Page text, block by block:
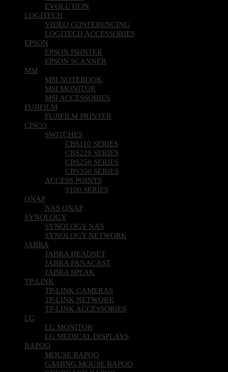
EVOLUTION
LOGITECH
VIDEO CONFERENCING
LOGITECH ACCESSORIES
EPSON
EPSON PRINTER
EPSON SCANNER
MSI
MSI NOTEBOOK
MSI MONITOR
MSI ACCESSORIES
FUJIFILM
FUJIFILM PRINTER
CISCO
SWITCHES
CBS110 SERIES
CBS220 SERIES
CBS250 SERIES
CBS350 SERIES
ACCESS POINTS
9100 SERIES
QNAP
NAS QNAP
SYNOLOGY
SYNOLOGY NAS
SYNOLOGY NETWORK
JABRA
JABRA HEADSET
JABRA PANACAST
JABRA SPEAK
TP-LINK
TP-LINK CAMERAS
TP-LINK NETWORK
TP-LINK ACCESSORIES
LG
LG MONITOR
LG MEDICAL DISPLAYS
RAPOO
MOUSE RAPOO
GAMING MOUSE RAPOO